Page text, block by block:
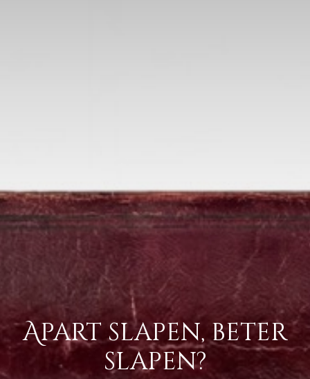
Apart slapen, beter
slapen?